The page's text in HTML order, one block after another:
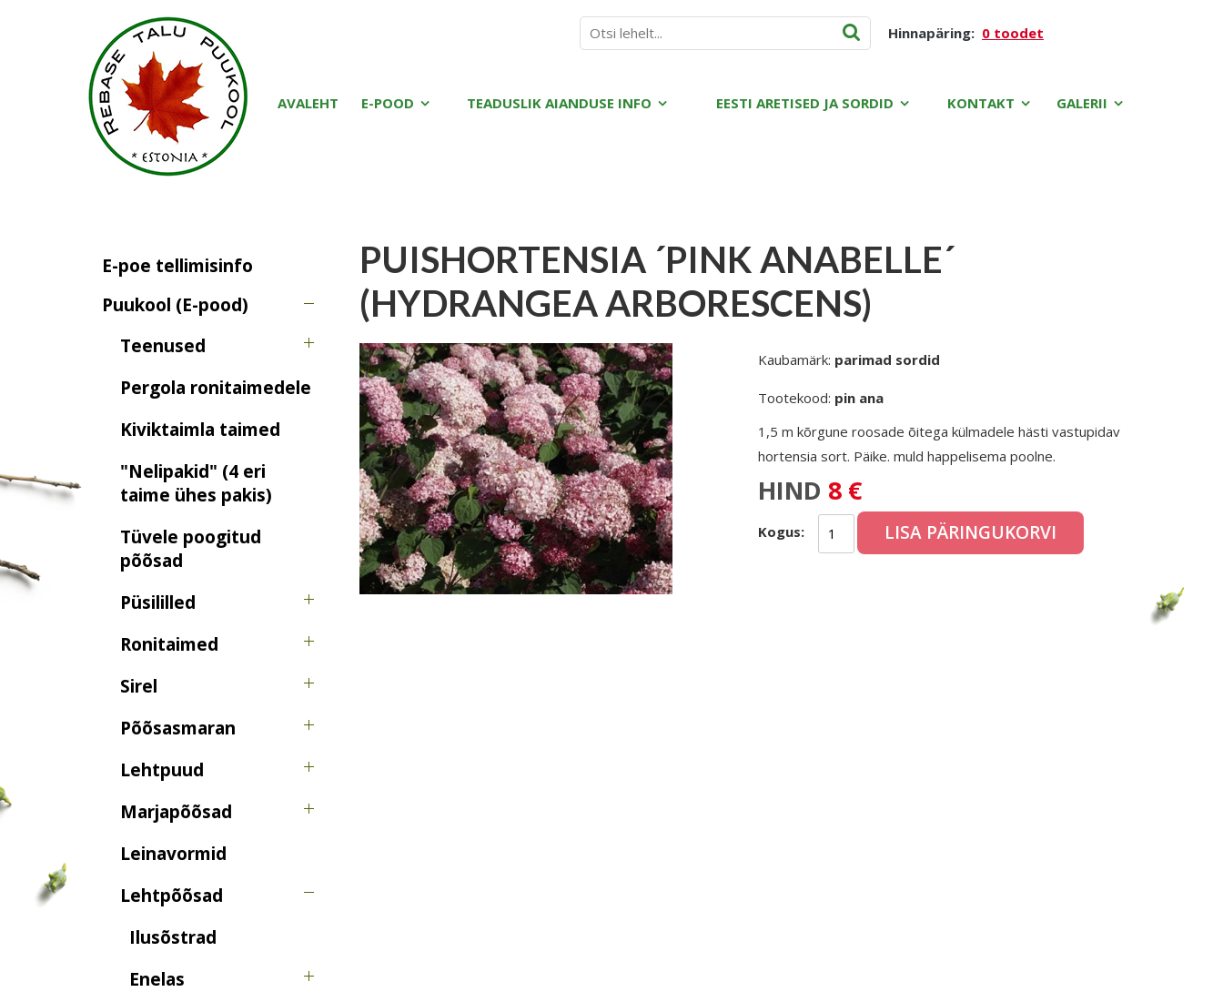
Hinnapäring: 0 toodet
AVALEHT E-POOD TEADUSLIK AIANDUSE INFO EESTI ARETISED JA SORDID KONTAKT GALERII
E-poe tellimisinfo
Puukool (E-pood)
Teenused
Pergola ronitaimedele
Kiviktaimla taimed
"Nelipakid" (4 eri
taime ühes pakis)
Tüvele poogitud
põõsad
Püsililled
Ronitaimed
Sirel
Põõsasmaran
Lehtpuud
Marjapõõsad
Leinavormid
Lehtpõõsad
Ilusõstrad
Enelas
PUISHORTENSIA ´PINK ANABELLE´
(HYDRANGEA ARBORESCENS)
Kaubamärk: parimad sordid
Tootekood: pin ana
1,5 m kõrgune roosade õitega külmadele hästi vastupidav
hortensia sort. Päike. muld happelisema poolne.
HIND 8 €
Kogus: LISA PÄRINGUKORVI